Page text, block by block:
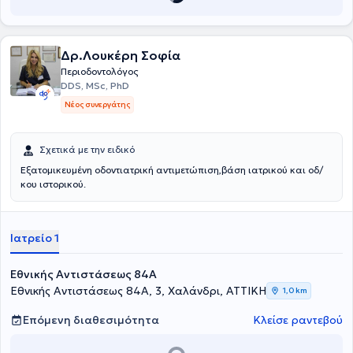
θεραπεία της περιοδοντίτιδας με Laser, στην πλαστική χειρουργική
του περιοδοντίου και στη χειρουργική αποκατάσταση με οδοντικά
εμφυτεύματα. Για τους ασθενείς που επιθυμούν ολοκληρωμένη
οδοντιατρική αντιμετώπιση υπάρχει η δυνατότητα συνεργασίας με
άλλες ειδικότητες στο χώρο του ιατρείου. Τέλος, το ιατρείο διαθέτει
Δρ.Λουκέρη Σοφία
Περιοδοντολόγος
DDS, MSc, PhD
Νέος συνεργάτης
Σχετικά με την ειδικό
Εξατομικευμένη οδοντιατρική αντιμετώπιση,βάση ιατρικού και οδ/
κου ιστορικού.
Ιατρείο 1
Εθνικής Αντιστάσεως 84Α
Εθνικής Αντιστάσεως 84Α, 3, Χαλάνδρι, ΑΤΤΙΚΗ
1,0 km
Επόμενη διαθεσιμότητα Κλείσε ραντεβού